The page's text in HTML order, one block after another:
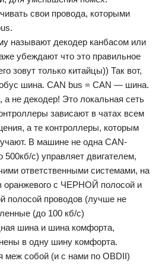
свои провода, которыми
называют декодер канбасом или
убеждают что это правильное
зовут только китайцы)) Так вот,
шина. CAN bus = CAN — шина.
не декодер! Это локальная сеть
зависают в чатах всем
а те контроллеры, которым
В машине не одна CAN-
с) управляет двигателем,
ответственными системами, на
оранжевого с ЧЕРНОЙ полосой и
полосой проводов (лучше не
(до 100 кб/с)
шина и шина комфорта,
в одну шину комфорта.
собой (и с нами по OBDII)